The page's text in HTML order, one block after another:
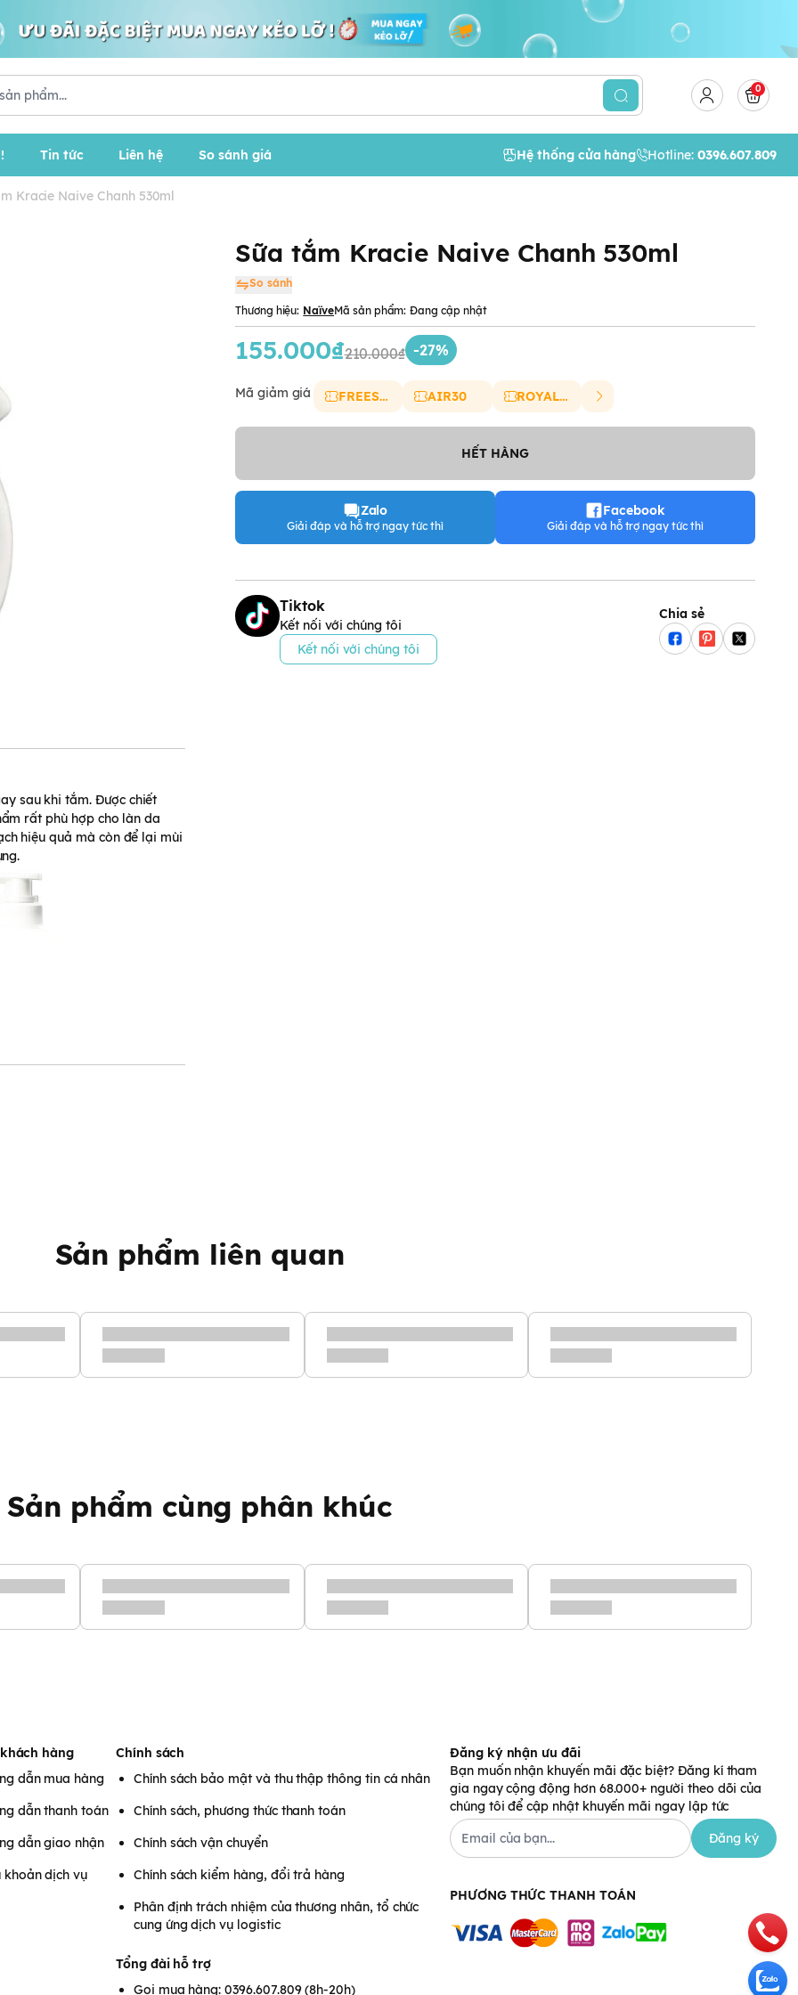
0
Tin tức Liên hệ So sánh giá Hệ thống cửa hàng Hotline: 0396.607.809
Kracie Naive Chanh 530ml
Sữa tắm Kracie Naive Chanh 530ml
So sánh
Thương hiệu: NaïveMã sản phẩm: Đang cập nhật
155.000₫210.000₫ -27%
Mã giảm giá FREESHIP AIR30 ROYAL20
HẾT HÀNG
Zalo
Giải đáp và hỗ trợ ngay tức thì
Facebook
Giải đáp và hỗ trợ ngay tức thì
Tiktok
Kết nối với chúng tôi
Kết nối với chúng tôi
Chia sẻ
sau khi tắm. Được chiết
rất phù hợp cho làn da
hiệu quả mà còn để lại mùi
phẩm Organic đến từ Nhật
an toàn nhờ việc không chứa
thành phần này không
Nhờ vào tinh dầu hữu cơ tự
cảm.
dịu nhẹ, mang lại cảm giác
Bản
gồm dầu olive, dầu
Sản phẩm liên quan
Sản phẩm cùng phân khúc
hàng
dẫn mua hàng
dẫn thanh toán
dẫn giao nhận
khoản dịch vụ
Chính sách
Chính sách bảo mật và thu thập thông tin cá nhân
Chính sách, phương thức thanh toán
Chính sách vận chuyển
Chính sách kiểm hàng, đổi trả hàng
Phân định trách nhiệm của thương nhân, tổ chức
cung ứng dịch vụ logistic
Tổng đài hỗ trợ
Gọi mua hàng: 0396.607.809 (8h-20h)
Đăng ký nhận ưu đãi
Bạn muốn nhận khuyến mãi đặc biệt? Đăng kí tham
gia ngay cộng động hơn 68.000+ người theo dõi của
chúng tôi để cập nhật khuyến mãi ngay lập tức
Đăng ký
PHƯƠNG THỨC THANH TOÁN